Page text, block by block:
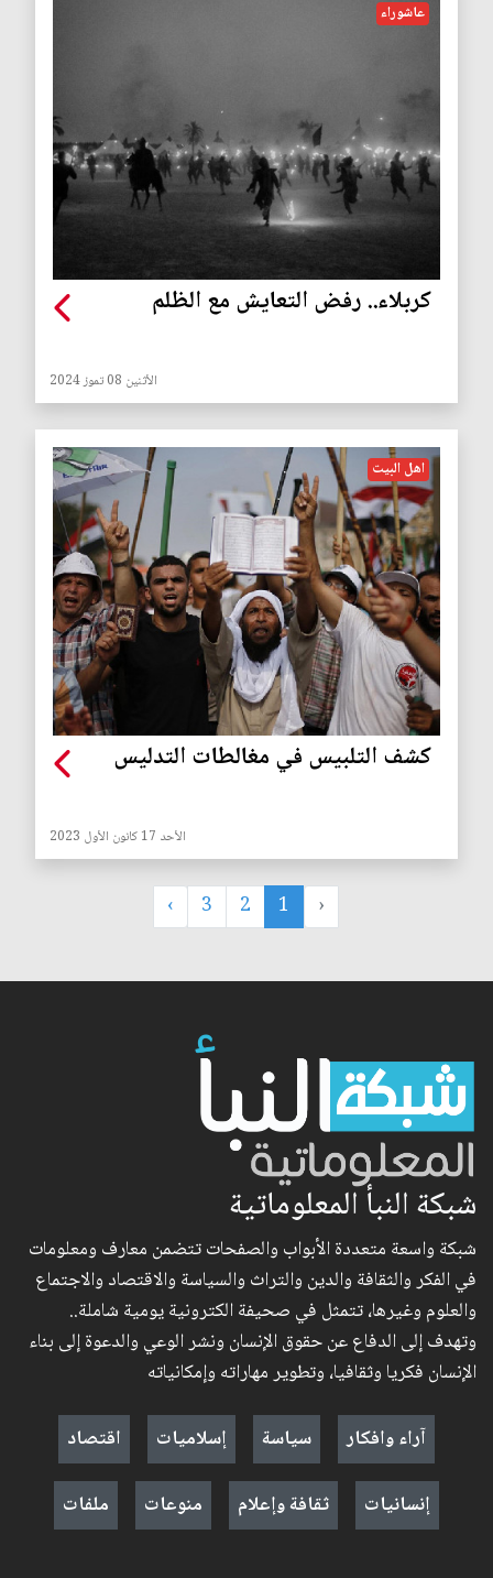
عاشوراء
كربلاء.. رفض التعايش مع الظلم
الأثنين 08 تموز 2024
اهل البيت
كشف التلبيس في مغالطات التدليس
الأحد 17 كانون الأول 2023
‹
1
2
3
›
شبكة النبأ المعلوماتية
شبكة واسعة متعددة الأبواب والصفحات تتضمن معارف ومعلومات
في الفكر والثقافة والدين والتراث والسياسة والاقتصاد والاجتماع
والعلوم وغيرها، تتمثل في صحيفة الكترونية يومية شاملة..
وتهدف إلى الدفاع عن حقوق الإنسان ونشر الوعي والدعوة إلى بناء
الإنسان فكريا وثقافيا، وتطوير مهاراته وإمكانياته
آراء وافكار
سياسة إسلاميات
اقتصاد
إنسانيات
ثقافة وإعلام منوعات ملفات